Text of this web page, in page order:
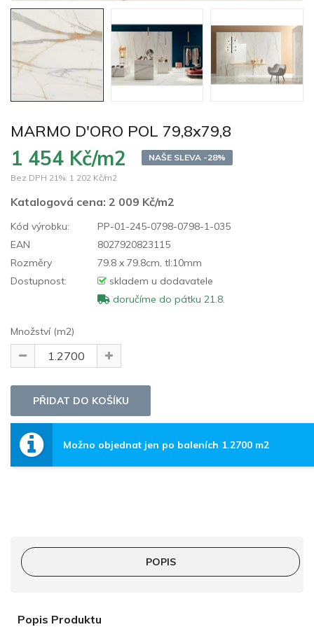
MARMO D'ORO POL 79,8x79,8
1 454 Kč/m2
NAŠE SLEVA -28%
Bez DPH 21%: 1 202 Kč/m2
Katalogová cena: 2 009 Kč/m2
Kód výrobku:
PP-01-245-0798-0798-1-035
EAN
8027920823115
Rozměry
79.8 x 79.8cm, tl:10mm
Dostupnost:
skladem u dodavatele
doručíme do pátku 21.8.
Množství (m2)
Možno objednat jen po baleních 1.2700 m2
POPIS
Popis Produktu